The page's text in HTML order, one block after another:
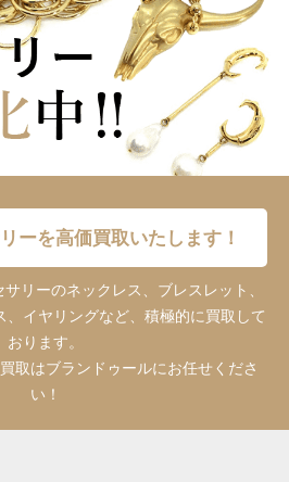
ーを高価買取いたします！
リーのネックレス、ブレスレット、
イヤリングなど、積極的に買取して
おります。
取はブランドゥールにお任せくださ
い！